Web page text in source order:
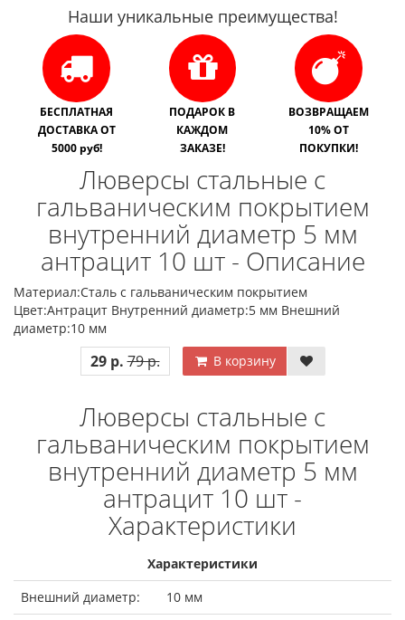
Наши уникальные преимущества!
БЕСПЛАТНАЯ
ДОСТАВКА ОТ
5000 руб!
ПОДАРОК В
КАЖДОМ
ЗАКАЗЕ!
ВОЗВРАЩАЕМ
10% ОТ
ПОКУПКИ!
Люверсы стальные с
гальваническим покрытием
внутренний диаметр 5 мм
антрацит 10 шт - Описание
Материал:Сталь с гальваническим покрытием
Цвет:Антрацит Внутренний диаметр:5 мм Внешний
диаметр:10 мм
29 р. 79 р. В корзину
Люверсы стальные с
гальваническим покрытием
внутренний диаметр 5 мм
антрацит 10 шт -
Характеристики
Характеристики
Внешний диаметр:
10 мм